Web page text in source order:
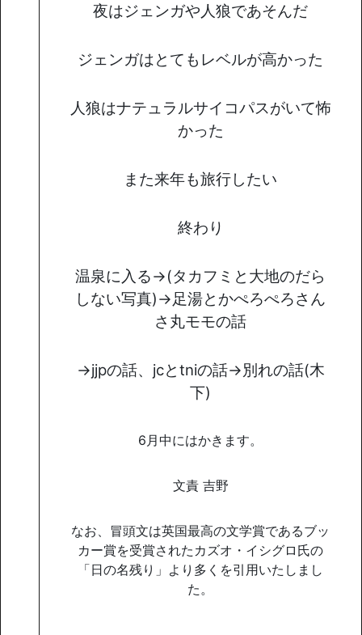
夜はジェンガや人狼であそんだ
ジェンガはとてもレベルが高かった
人狼はナテュラルサイコパスがいて怖
かった
また来年も旅行したい
終わり
温泉に入る→(タカフミと大地のだら
しない写真)→足湯とかぺろぺろさん
さ丸モモの話
→jjpの話、jcとtniの話→別れの話(木
下)
6月中にはかきます。
文責 吉野
なお、冒頭文は英国最高の文学賞であるブッ
カー賞を受賞されたカズオ・イシグロ氏の
「日の名残り」より多くを引用いたしまし
た。